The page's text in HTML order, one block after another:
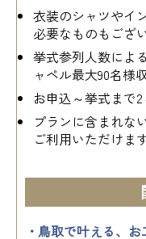
衣装のシャツやイ
必要なものもござ
挙式参列人数によ
ャペル最大90名様
お申込～挙式まで
プランに含まれな
ご利用いただけま
・鳥取で叶える、